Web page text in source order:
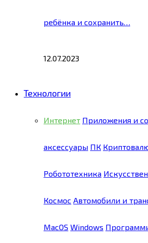
ребёнка и сохранить…
12.07.2023
Технологии
Интернет Приложения и
аксессуары ПК
Робототехника
Космос Автомобили и
MacOS Windows